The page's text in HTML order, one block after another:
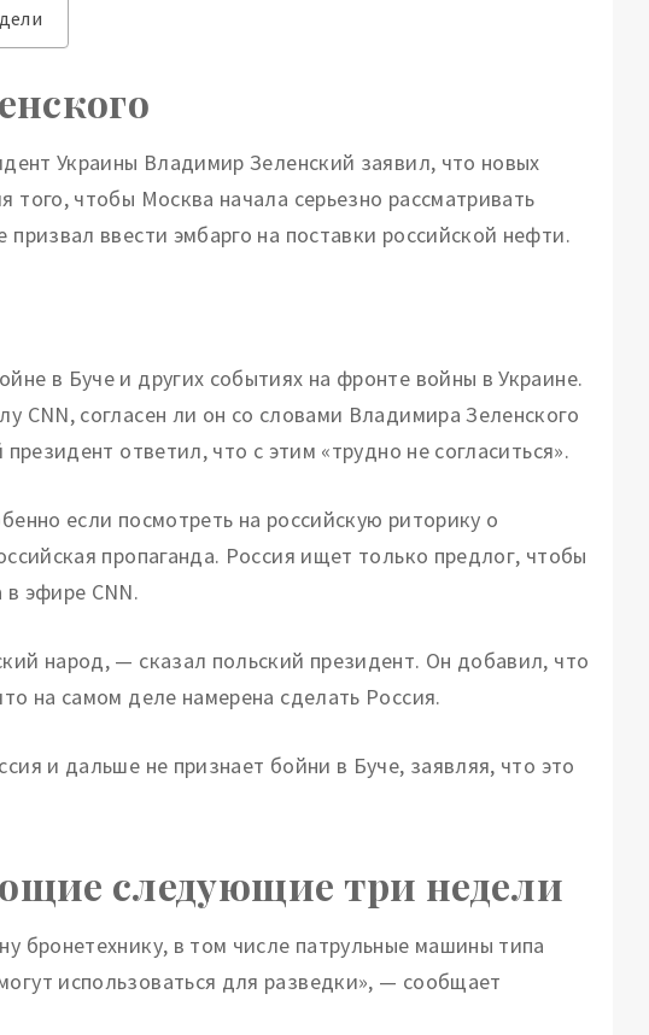
Украины Владимир Зеленский заявил, что новых
чтобы Москва начала серьезно рассматривать
ввести эмбарго на поставки российской нефти.
в Буче и других событиях на фронте войны в Украине.
CNN, согласен ли он со словами Владимира Зеленского
ответил, что с этим «трудно не согласиться».
если посмотреть на российскую риторику о
пропаганда. Россия ищет только предлог, чтобы
эфире CNN.
народ, — сказал польский президент. Он добавил, что
на самом деле намерена сделать Россия.
и дальше не признает бойни в Буче, заявляя, что это
следующие три недели
бронетехнику, в том числе патрульные машины типа
использоваться для разведки», — сообщает